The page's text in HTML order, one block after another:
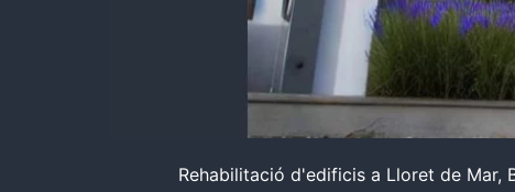
Rehabilitació d'edificis a Lloret de Mar,